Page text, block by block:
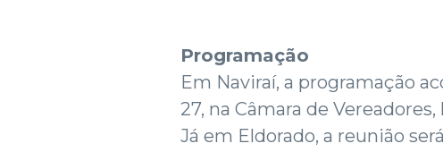
Programação
Em Naviraí, a programação
27, na Câmara de
Já em Eldorado, a reunião